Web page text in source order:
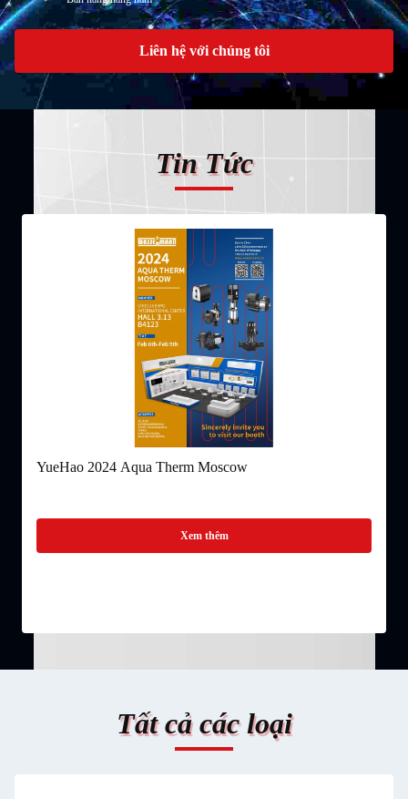
Liên hệ với chúng tôi
Tin Tức
YueHao 2024 Aqua Therm Moscow
Xem thêm
Tất cả các loại